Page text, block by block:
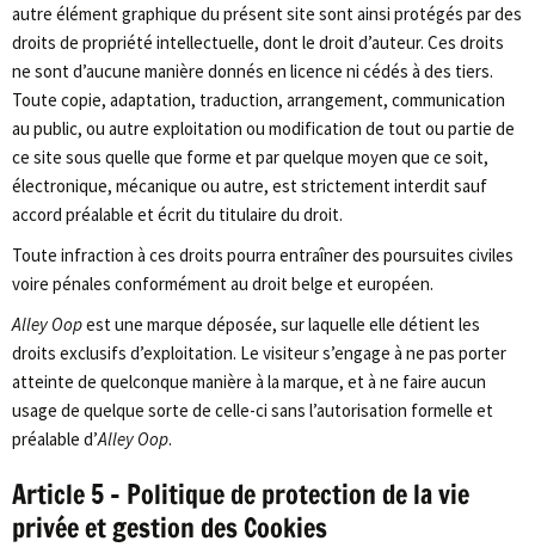
autre élément graphique du présent site sont ainsi protégés par des
droits de propriété intellectuelle, dont le droit d’auteur. Ces droits
ne sont d’aucune manière donnés en licence ni cédés à des tiers.
Toute copie, adaptation, traduction, arrangement, communication
au public, ou autre exploitation ou modification de tout ou partie de
ce site sous quelle que forme et par quelque moyen que ce soit,
électronique, mécanique ou autre, est strictement interdit sauf
accord préalable et écrit du titulaire du droit.
Toute infraction à ces droits pourra entraîner des poursuites civiles
voire pénales conformément au droit belge et européen.
Alley Oopest une marque déposée, sur laquelle elle détient les
droits exclusifs d’exploitation. Le visiteur s’engage à ne pas porter
atteinte de quelconque manière à la marque, et à ne faire aucun
usage de quelque sorte de celle-ci sans l’autorisation formelle et
préalable d’Alley Oop.
Article 5 – Politique de protection de la vie
privée et gestion des Cookies